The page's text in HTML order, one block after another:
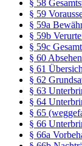
§ 58
§ 59
§ 59a
§ 59b
§ 59c
§ 60
§ 61
§ 62
§ 63
§ 64
§ 65
§ 66
§ 66a